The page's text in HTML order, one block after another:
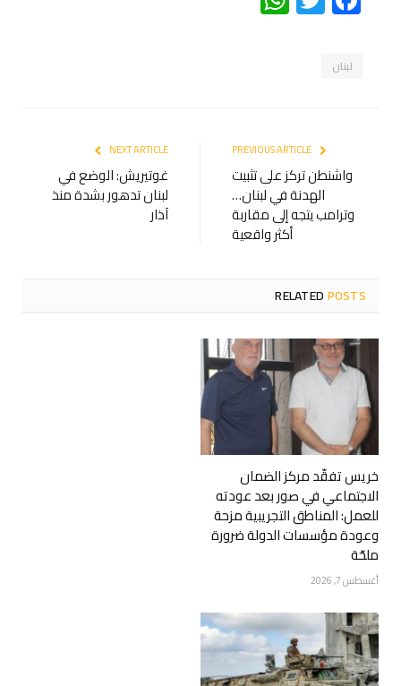
لبنان
واشنطن تركز على تثبيت
الهدنة في لبنان…
وترامب يتجه إلى مقاربة
أكثر واقعية
NEXT ARTICLE
غوتيريش: الوضع في
لبنان تدهور بشدة منذ
آذار
RELATEDPOSTS
خريس تفقّد مركز الضمان
الاجتماعي في صور بعد عودته
للعمل: المناطق التجريبية مزحة
وعودة مؤسسات الدولة ضرورة
ملحّة
أغسطس 7, 2026